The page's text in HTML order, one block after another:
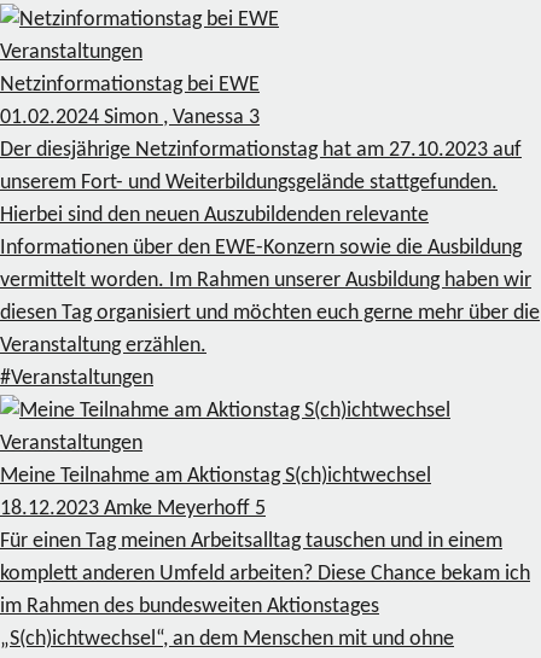
Veranstaltungen
Netzinformationstag bei EWE
01.02.2024 Simon , Vanessa 3
Der diesjährige Netzinformationstag hat am 27.10.2023 auf
unserem Fort- und Weiterbildungsgelände stattgefunden.
Hierbei sind den neuen Auszubildenden relevante
Informationen über den EWE-Konzern sowie die Ausbildung
vermittelt worden. Im Rahmen unserer Ausbildung haben wir
diesen Tag organisiert und möchten euch gerne mehr über die
Veranstaltung erzählen.
#Veranstaltungen
Veranstaltungen
Meine Teilnahme am Aktionstag S(ch)ichtwechsel
18.12.2023 Amke Meyerhoff 5
Für einen Tag meinen Arbeitsalltag tauschen und in einem
komplett anderen Umfeld arbeiten? Diese Chance bekam ich
im Rahmen des bundesweiten Aktionstages
„S(ch)ichtwechsel“, an dem Menschen mit und ohne